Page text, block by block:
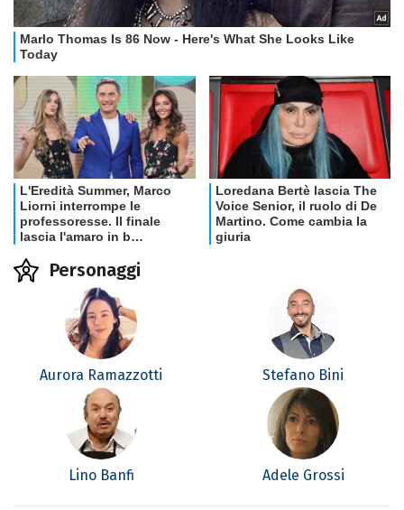
Personaggi
Aurora Ramazzotti Stefano Bini
Lino Banfi Adele Grossi